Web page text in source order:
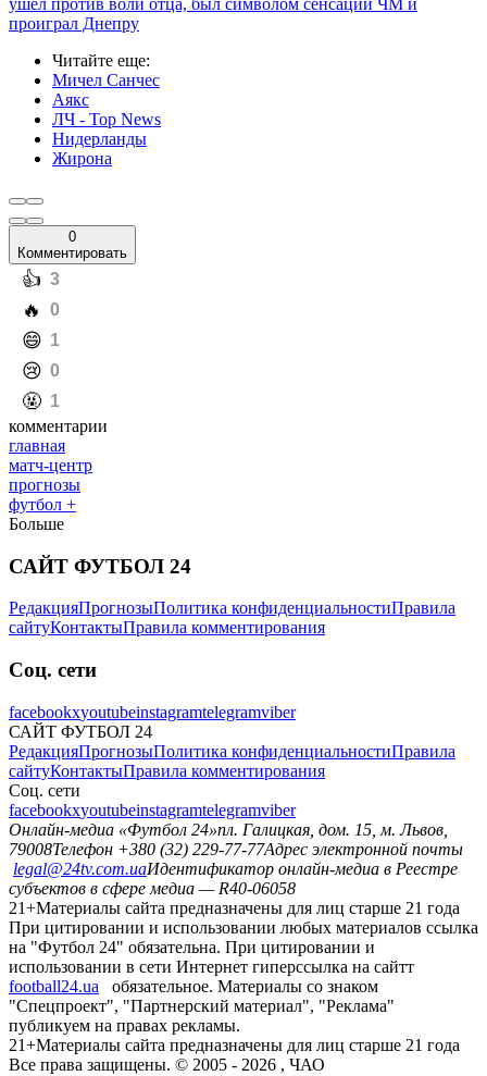
ушел против воли отца, был символом сенсации ЧМ и
проиграл Днепру
Читайте еще:
Мичел Санчес
Аякс
ЛЧ - Top News
Нидерланды
Жирона
0
Комментировать
️👍 3
️🔥 0
️😄 1
️😢 0
️🤬 1
комментарии
главная
матч-центр
прогнозы
футбол +
Больше
САЙТ ФУТБОЛ 24
РедакцияПрогнозыПолитика конфиденциальностиПравила
сайтуКонтактыПравила комментирования
Соц. сети
facebookxyoutubeinstagramtelegramviber
САЙТ ФУТБОЛ 24
РедакцияПрогнозыПолитика конфиденциальностиПравила
сайтуКонтактыПравила комментирования
Соц. сети
facebookxyoutubeinstagramtelegramviber
Онлайн-медиа «Футбол 24»пл. Галицкая, дом. 15, м. Львов,
79008Телефон +380 (32) 229-77-77Адрес электронной почты
legal@24tv.com.uaИдентификатор онлайн-медиа в Реестре
субъектов в сфере медиа — R40-06058
21+Материалы сайта предназначены для лиц старше 21 года
При цитировании и использовании любых материалов ссылка
на "Футбол 24" обязательна. При цитировании и
использовании в сети Интернет гиперссылка на сайтт
football24.ua
обязательное. Материалы со знаком
"Спецпроект", "Партнерский материал", "Реклама"
публикуем на правах рекламы.
21+Материалы сайта предназначены для лиц старше 21 года
Все права защищены. © 2005 - 2026 , ЧАО